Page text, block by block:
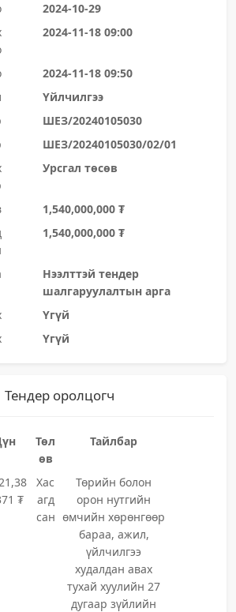
2024-10-29
2024-11-18 09:00
2024-11-18 09:50
Үйлчилгээ
ШЕЗ/20240105030
ШЕЗ/20240105030/02/01
Урсгал төсөв
1,540,000,000 ₮
1,540,000,000 ₮
Нээлттэй тендер
шалгаруулалтын арга
Үгүй
Үгүй
Тендер оролцогч
Төл
өв
Тайлбар
₮
Хас
агд
сан
Төрийн болон
орон нутгийн
өмчийн хөрөнгөөр
бараа, ажил,
үйлчилгээ
худалдан авах
тухай хуулийн 27
дугаар зүйлийн